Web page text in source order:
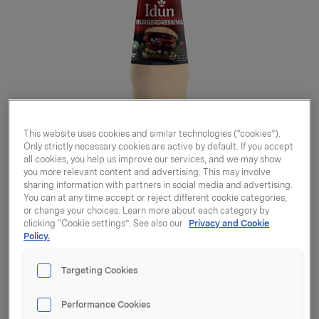
Burgerdressing Vegansk
815g
This website uses cookies and similar technologies (“cookies”).
Only strictly necessary cookies are active by default. If you accept
all cookies, you help us improve our services, and we may show
you more relevant content and advertising. This may involve
sharing information with partners in social media and advertising.
You can at any time accept or reject different cookie categories,
or change your choices. Learn more about each category by
clicking “Cookie settings”. See also our Privacy and Cookie
Policy.
Targeting Cookies
Performance Cookies